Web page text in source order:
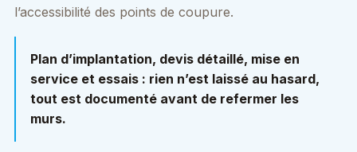
l’accessibilité des points de coupure.
Plan d’implantation, devis détaillé, mise en
service et essais : rien n’est laissé au hasard,
tout est documenté avant de refermer les
murs.